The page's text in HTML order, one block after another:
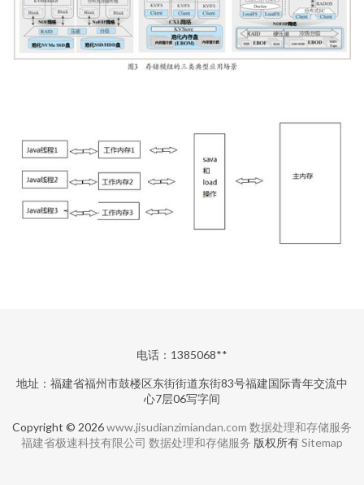
电话：1385068**
地址：福建省福州市鼓楼区东街街道东街83号福建国际青年交流中
心7层06写字间
Copyright © 2026www.jisudianzimiandan.com 数据处理和存储服务
福建省极速科技有限公司 数据处理和存储服务 版权所有Sitemap